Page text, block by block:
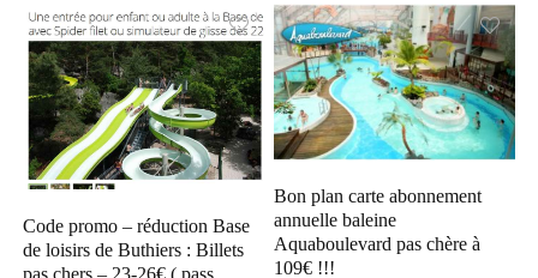
Code promo – réduction Base
de loisirs de Buthiers : Billets
pas chers – 23-26€ ( pass
Bon plan carte abonnement
annuelle baleine
Aquaboulevard pas chère à
109€ !!!